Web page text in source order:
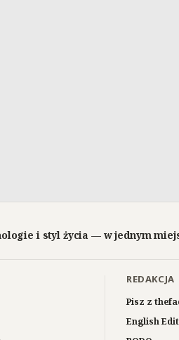
i styl życia — w jednym
REDAKCJA
Pisz z
English